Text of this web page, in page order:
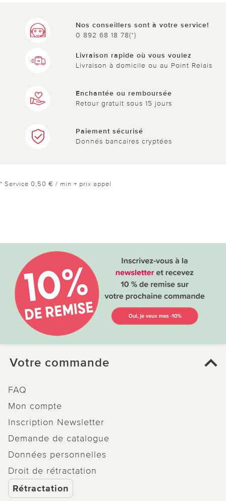
Nos conseillers sont à votre service!
0 892 68 18 78(*)
Livraison rapide où vous voulez
Livraison à domicile ou au Point Relais
Enchantée ou remboursée
Retour gratuit sous 15 jours
Paiement sécurisé
Donnés bancaires cryptées
* Service 0,50 € / min + prix appel
Votre commande
FAQ
Mon compte
Inscription Newsletter
Demande de catalogue
Données personnelles
Droit de rétractation
Rétractation